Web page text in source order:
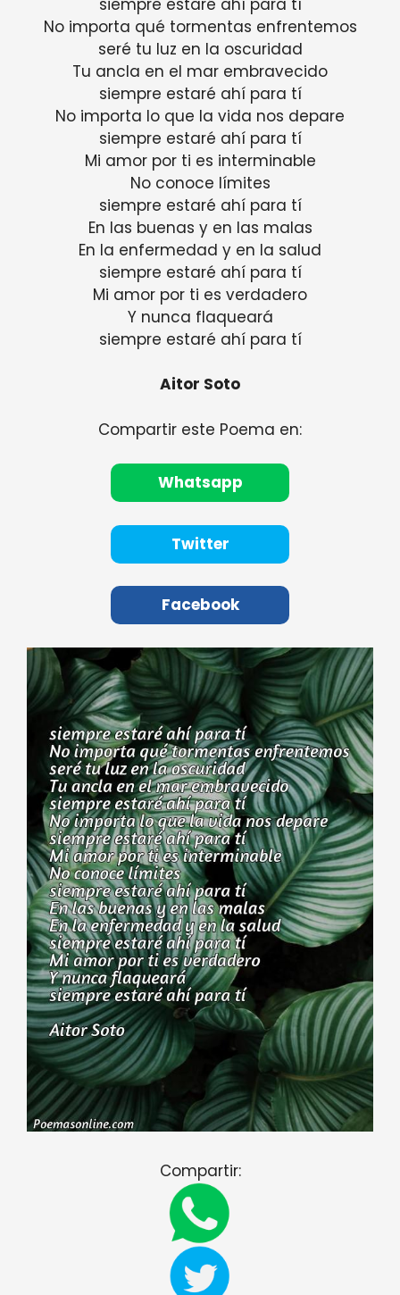
siempre estaré ahí para tí
No importa qué tormentas enfrentemos
seré tu luz en la oscuridad
Tu ancla en el mar embravecido
siempre estaré ahí para tí
No importa lo que la vida nos depare
siempre estaré ahí para tí
Mi amor por ti es interminable
No conoce límites
siempre estaré ahí para tí
En las buenas y en las malas
En la enfermedad y en la salud
siempre estaré ahí para tí
Mi amor por ti es verdadero
Y nunca flaqueará
siempre estaré ahí para tí
Aitor Soto
Compartir este Poema en:
Whatsapp
Twitter
Facebook
Compartir: